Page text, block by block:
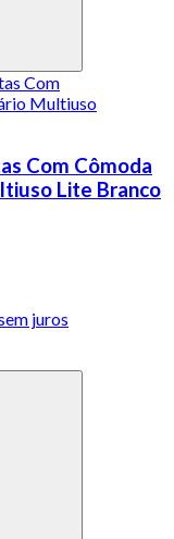
Com Cômoda
Lite Branco
juros